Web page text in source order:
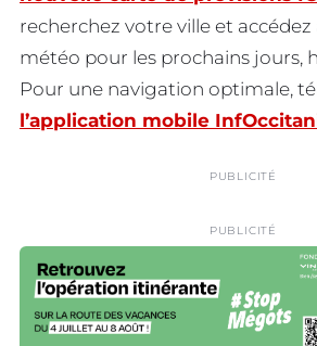
recherchez votre ville et accédez
météo pour les prochains jours,
Pour une navigation optimale,
l’application mobile
PUBLICITÉ
PUBLICITÉ